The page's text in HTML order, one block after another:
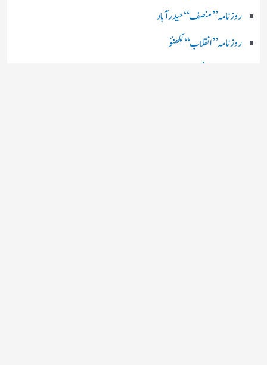
روزنامہ ’’ منصف‘‘ حیدر آباد
روزنامہ ’’ انقلاب‘‘ لکھنؤ